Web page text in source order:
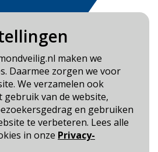
maken we
Daarmee zorgen we voor
We verzamelen ook
van de website,
en gebruiken
te verbeteren. Lees alle
in onze Privacy-